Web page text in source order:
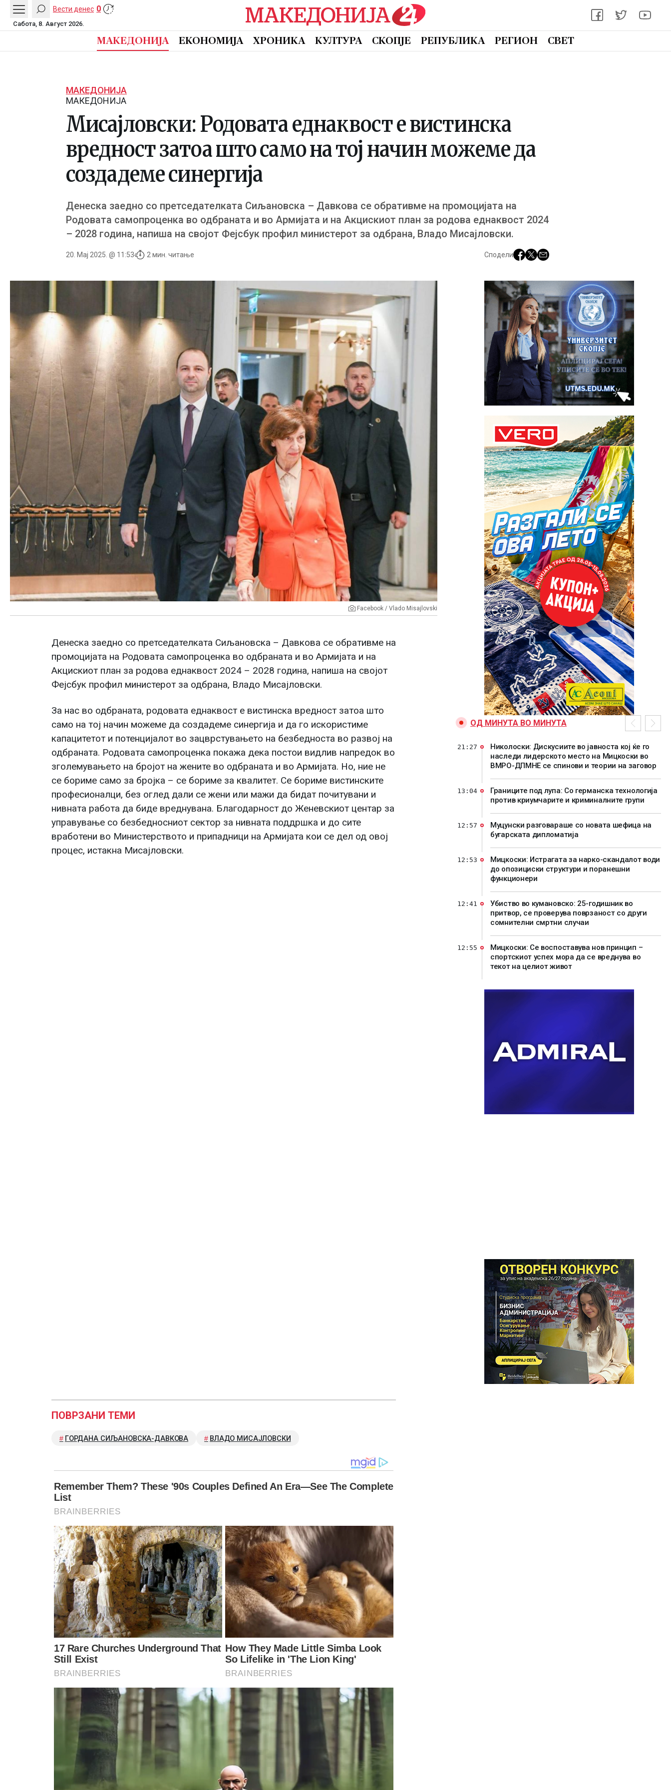
Вести денес 0
Сабота, 8. Август 2026.
МАКЕДОНИЈА ЕКОНОМИЈА ХРОНИКА КУЛТУРА СКОПЈЕ РЕПУБЛИКА РЕГИОН СВЕТ
МАКЕДОНИЈА
МАКЕДОНИЈА
Мисајловски: Родовата еднаквост е вистинска
вредност затоа што само на тој начин можеме да
создадеме синергија
Денеска заедно со претседателката Сиљановска – Давкова се обративме на промоцијата на
Родовата самопроценка во одбраната и во Армијата и на Акцискиот план за родова еднаквост 2024
– 2028 година, напиша на својот Фејсбук профил министерот за одбрана, Владо Мисајловски.
20. Мај 2025. @ 11:53 2 мин. читање Сподели
Facebook / Vlado Misajlovski
Денеска заедно со претседателката Сиљановска – Давкова се обративме на
промоцијата на Родовата самопроценка во одбраната и во Армијата и на
Акцискиот план за родова еднаквост 2024 – 2028 година, напиша на својот
Фејсбук профил министерот за одбрана, Владо Мисајловски.
За нас во одбраната, родовата еднаквост е вистинска вредност затоа што
само на тој начин можеме да создадеме синергија и да го искористиме
капацитетот и потенцијалот во зацврстувањето на безбедноста во развој на
одбраната. Родовата самопроценка покажа дека постои видлив напредок во
зголемувањето на бројот на жените во одбраната и во Армијата. Но, ние не
се бориме само за бројка – се бориме за квалитет. Се бориме вистинските
професионалци, без оглед дали се жени или мажи да бидат почитувани и
нивната работа да биде вреднувана. Благодарност до Женевскиот центар за
управување со безбедносниот сектор за нивната поддршка и до сите
вработени во Министерството и припадници на Армијата кои се дел од овој
процес, истакна Мисајловски.
ПОВРЗАНИ ТЕМИ
ГОРДАНА СИЉАНОВСКА-ДАВКОВА ВЛАДО МИСАЈЛОВСКИ
ОД МИНУТА ВО МИНУТА
Николоски: Дискусиите во јавноста кој ќе го
наследи лидерското место на Мицкоски во
ВМРО-ДПМНЕ се спинови и теории на заговор
21:27
Границите под лупа: Со германска технологија
против криумчарите и криминалните групи
13:04
Муцунски разговараше со новата шефица на
бугарската дипломатија
12:57
Мицкоски: Истрагата за нарко-скандалот води
до опозициски структури и поранешни
функционери
12:53
Убиство во кумановско: 25-годишник во
притвор, се проверува поврзаност со други
сомнителни смртни случаи
12:41
Мицкоски: Се воспоставува нов принцип –
спортскиот успех мора да се вреднува во
текот на целиот живот
12:55